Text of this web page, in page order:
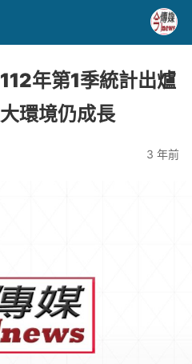
年第1季統計出爐
環境仍成長
3 年前